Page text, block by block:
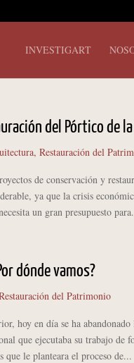
INVESTIGART
del Pórtico de
, Restauración del
de conservación y
ya que la crisis
un gran presupuesto
dónde vamos?
del Patrimonio
hoy en día se ha
que ejecutaba su trabajo de
que le planteara el proceso de...